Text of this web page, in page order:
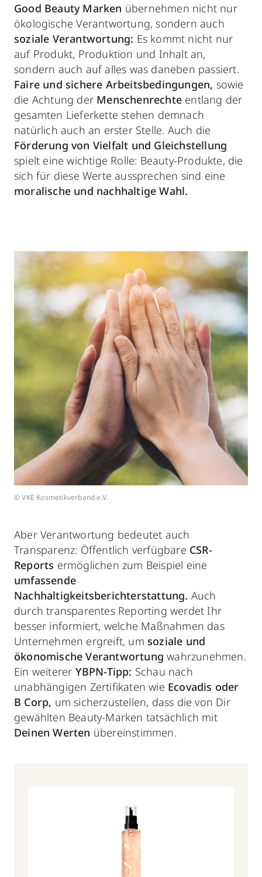
Good Beauty Marken übernehmen nicht nur
ökologische Verantwortung, sondern auch
soziale Verantwortung: Es kommt nicht nur
auf Produkt, Produktion und Inhalt an,
sondern auch auf alles was daneben passiert.
Faire und sichere Arbeitsbedingungen, sowie
die Achtung der Menschenrechte entlang der
gesamten Lieferkette stehen demnach
natürlich auch an erster Stelle. Auch die
Förderung von Vielfalt und Gleichstellung
spielt eine wichtige Rolle: Beauty-Produkte, die
sich für diese Werte aussprechen sind eine
moralische und nachhaltige Wahl.
© VKE Kosmetikverband e.V.
Aber Verantwortung bedeutet auch
Transparenz: Öffentlich verfügbare CSR-
Reports ermöglichen zum Beispiel eine
umfassende
Nachhaltigkeitsberichterstattung. Auch
durch transparentes Reporting werdet Ihr
besser informiert, welche Maßnahmen das
Unternehmen ergreift, um soziale und
ökonomische Verantwortung wahrzunehmen.
Ein weiterer YBPN-Tipp: Schau nach
unabhängigen Zertifikaten wie Ecovadis oder
B Corp, um sicherzustellen, dass die von Dir
gewählten Beauty-Marken tatsächlich mit
Deinen Werten übereinstimmen.